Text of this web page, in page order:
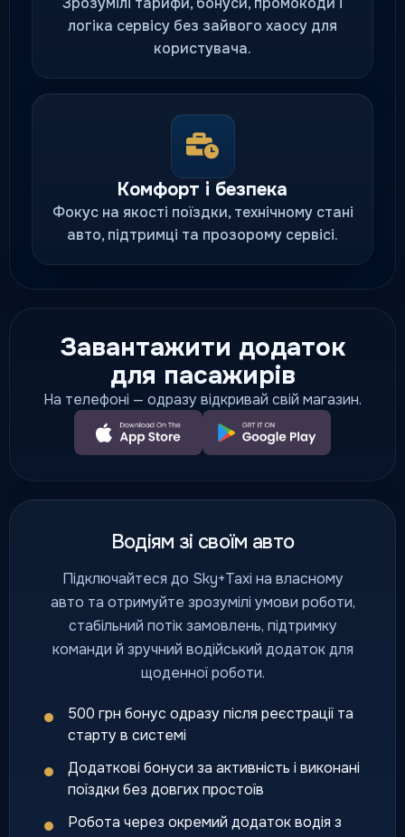
логіка сервісу без зайвого хаосу для
користувача.
Комфорт і безпека
Фокус на якості поїздки, технічному стані
авто, підтримці та прозорому сервісі.
Завантажити додаток
для пасажирів
На телефоні — одразу відкривай свій магазин.
Водіям зі своїм авто
Підключайтеся до Sky+Taxi на власному
авто та отримуйте зрозумілі умови роботи,
стабільний потік замовлень, підтримку
команди й зручний водійський додаток для
щоденної роботи.
500 грн бонус одразу після реєстрації та
старту в системі
Додаткові бонуси за активність і виконані
поїздки без довгих простоїв
Робота через окремий додаток водія з